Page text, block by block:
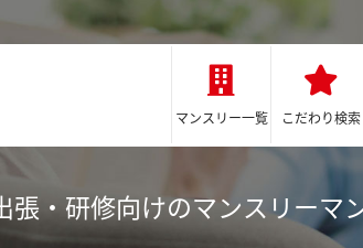
マンスリー一覧 こだわり検索
・研修向けのマンスリーマ